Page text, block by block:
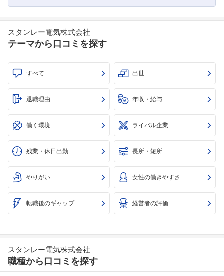
スタンレー電気株式会社
テーマから口コミを探す
すべて 出世
退職理由 年収・給与
働く環境 ライバル企業
残業・休日出勤 長所・短所
やりがい 女性の働きやすさ
転職後のギャップ 経営者の評価
スタンレー電気株式会社
職種から口コミを探す